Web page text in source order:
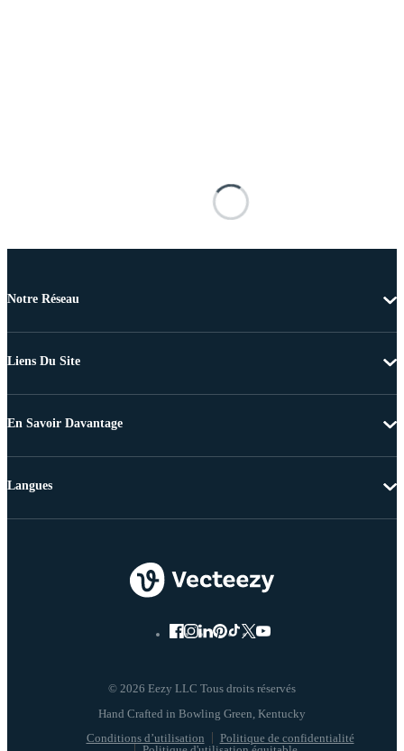
Notre Réseau
Liens Du Site
En Savoir Davantage
© 2026 Eezy LLC Tous droits réservés
Conditions d’utilisation
Politique de confidentialité
Langues